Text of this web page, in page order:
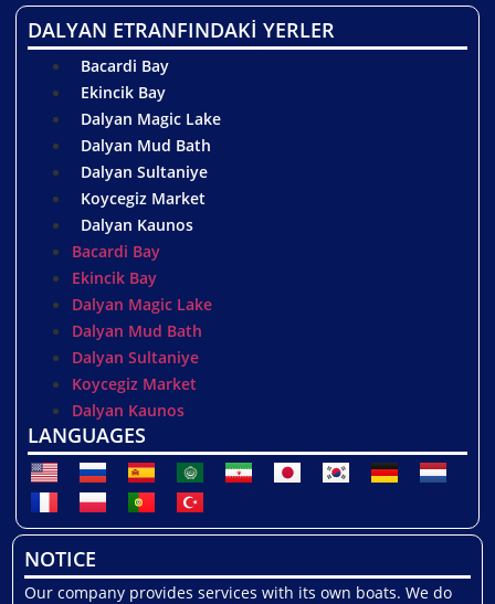
DALYAN ETRANFINDAKİ YERLER
Bacardi Bay
Ekincik Bay
Dalyan Magic Lake
Dalyan Mud Bath
Dalyan Sultaniye
Koycegiz Market
Dalyan Kaunos
Bacardi Bay
Ekincik Bay
Dalyan Magic Lake
Dalyan Mud Bath
Dalyan Sultaniye
Koycegiz Market
Dalyan Kaunos
LANGUAGES
NOTICE
Our company provides services with its own boats. We do